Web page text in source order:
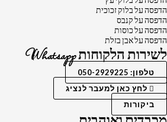
הדפסה על בלוק זכוכית
הדפסה על קנבס
הדפסה על כוסות
הדפסה על אבן בזלת
לשירות הלקוחות Whatsapp
טלפון: 050-2929225
לחץ כאן למעבר לנציג
ביקורות